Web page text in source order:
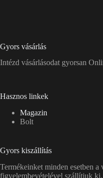
Gyors vásárlás
Intézd vásárlásodat gyorsan
Hasznos linkek
Magazin
Bolt
Gyors kiszállítás
Termékeinket minden esetben a
figyelembevételével szállítjuk ki.